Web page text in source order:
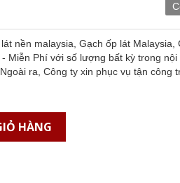
nền malaysia, Gạch ốp lát Malaysia,
Miễn Phí với số lượng bất kỳ trong nội
Công ty xin phục vụ tận công
HÀNG